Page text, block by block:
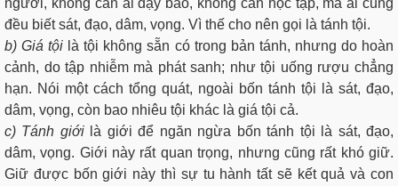
đều biết sát, đạo, dâm, vọng. Vì thế cho nên gọi là tánh tội.
b) Giá tội là tội không sẵn có trong bản tánh, nhưng do hoàn
cảnh, do tập nhiễm mà phát sanh; như tội uống rượu chẳng
hạn. Nói một cách tổng quát, ngoài bốn tánh tội là sát, đạo,
dâm, vọng, còn bao nhiêu tội khác là giá tội cả.
c) Tánh giớilà giới để ngăn ngừa bốn tánh tội là sát, đạo,
dâm, vọng. Giới này rất quan trọng, nhưng cũng rất khó giữ.
Giữ được bốn giới này thì sự tu hành tất sẽ kết quả và con